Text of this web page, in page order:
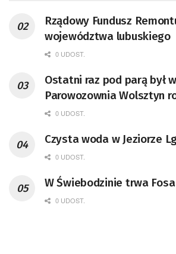
Rządowy Fundusz
województwa lubuskiego
0 UDOST.
Ostatni raz pod parą był
Parowozownia Wolsztyn
remont unikatowego Tr5-65
0 UDOST.
Czysta woda w Jeziorze
0 UDOST.
W Świebodzinie trwa
0 UDOST.